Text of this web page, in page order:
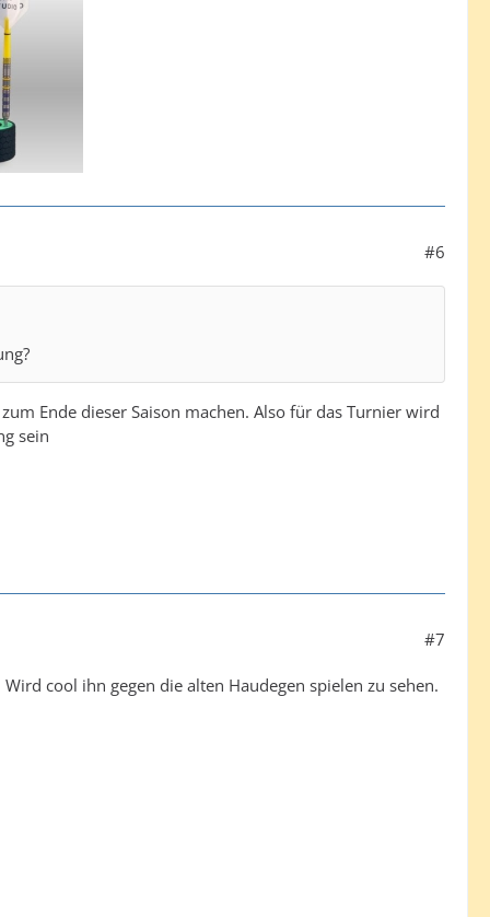
#6
Ende dieser Saison machen. Also für das Turnier wird
sein
#7
cool ihn gegen die alten Haudegen spielen zu sehen.